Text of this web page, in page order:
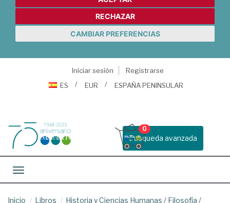
RECHAZAR
CAMBIAR PREFERENCIAS
Iniciar sesión
Registrarse
ES
EUR ESPAÑA PENINSULAR
Busqueda avanzada
0
Toggle navigation
Inicio Libros Historia y Ciencias Humanas / Filosofía /